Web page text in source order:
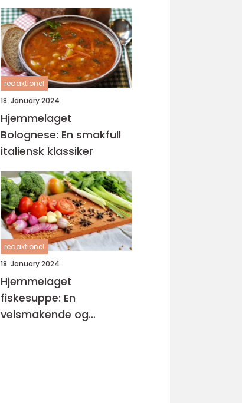
redaktionel
18. January 2024
Hjemmelaget
Bolognese: En smakfull
italiensk klassiker
redaktionel
18. January 2024
Hjemmelaget
fiskesuppe: En
velsmakende og